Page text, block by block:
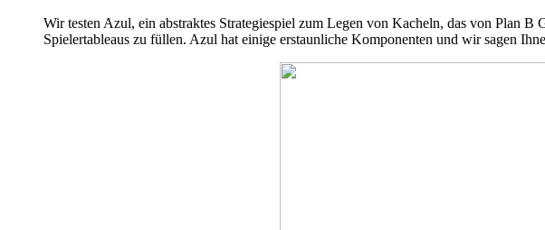
Wir testen Azul, ein abstraktes Strategiespiel zum Legen von Kacheln, das von Plan
Spielertableaus zu füllen. Azul hat einige erstaunliche Komponenten und wir sagen